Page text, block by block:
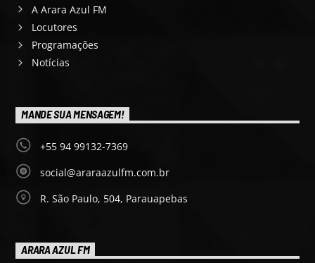
A Arara Azul FM
Locutores
Programações
Notícias
MANDE SUA MENSAGEM!
+55 94 99132-7369
social@araraazulfm.com.br
R. São Paulo, 504, Parauapebas
ARARA AZUL FM